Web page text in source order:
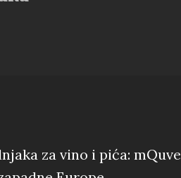
za vino i pića: